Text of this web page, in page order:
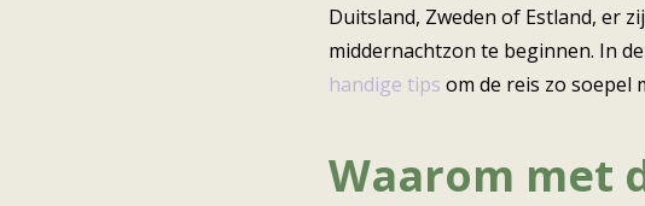
Duitsland, Zweden of Estland, er
middernachtzon te beginnen. In
handige tips om de reis zo soepel
Waarom met